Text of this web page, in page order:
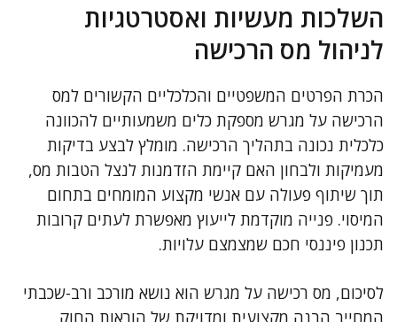
השלכות מעשיות ואסטרטגיות
לניהול מס הרכישה
הכרת הפרטים המשפטיים והכלכליים הקשורים למס
הרכישה על מגרש מספקת כלים משמעותיים להכוונה
כלכלית נכונה בתהליך הרכישה. מומלץ לבצע בדיקות
מעמיקות ולבחון האם קיימת הזדמנות לנצל הטבות מס,
תוך שיתוף פעולה עם אנשי מקצוע המומחים בתחום
המיסוי. פנייה מוקדמת לייעוץ מאפשרת לעתים קרובות
תכנון פיננסי חכם שמצמצם עלויות.
לסיכום, מס רכישה על מגרש הוא נושא מורכב ורב-שכבתי